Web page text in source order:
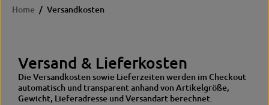
Home Versandkosten
Versand & Lieferkosten
Die Versandkosten sowie Lieferzeiten werden im Checkout
automatisch und transparent anhand von Artikelgröße,
Gewicht, Lieferadresse und Versandart berechnet.